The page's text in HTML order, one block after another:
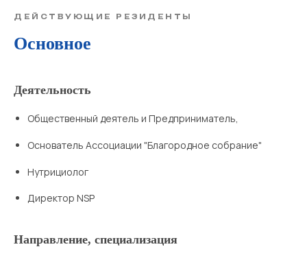
ДЕЙСТВУЮЩИЕ РЕЗИДЕНТЫ
Основное
Деятельность
Общественный деятель и Предприниматель,
Основатель Ассоциации "Благородное собрание"
Нутрициолог
Директор NSP
Направление, специализация